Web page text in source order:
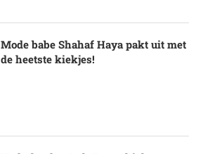
Mode babe Shahaf Haya pakt uit met
de heetste kiekjes!